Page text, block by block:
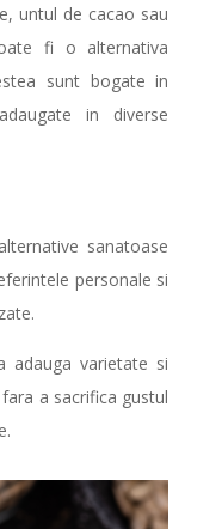
untul de cacao sau
fi o alternativa
sunt bogate in
in diverse
sanatoase
personale si
adauga varietate si
a sacrifica gustul